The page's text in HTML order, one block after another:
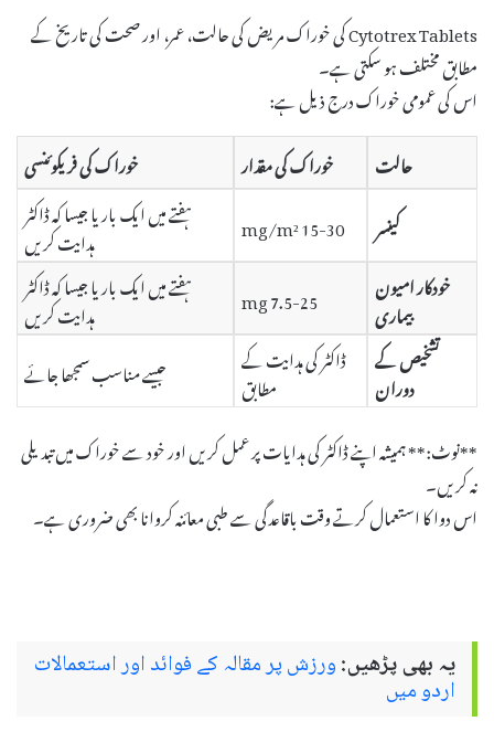
Cytotrex Tablets کی خوراک مریض کی حالت، عمر، اور صحت کی تاریخ کے
مطابق مختلف ہو سکتی ہے۔
اس کی عمومی خوراک درج ذیل ہے:
حالت
خوراک کی مقدار
خوراک کی فریکوئنسی
کینسر
15-30 mg/m² ہفتے میں ایک بار یا جیسا کہ ڈاکٹر
ہدایت کریں
خودکار امیون
بیماری 7.5-25 mg ہفتے میں ایک بار یا جیسا کہ ڈاکٹر
ہدایت کریں
تشخیص کے
دوران
ڈاکٹر کی ہدایت کے
مطابق
جیسے مناسب سمجھا جائے
**نوٹ:** ہمیشہ اپنے ڈاکٹر کی ہدایات پر عمل کریں اور خود سے خوراک میں تبدیلی
نہ کریں۔
اس دوا کا استعمال کرتے وقت باقاعدگی سے طبی معائنہ کروانا بھی ضروری ہے۔
یہ بھی پڑھیں:ورزش پر مقالہ کے فوائد اور استعمالات
اردو میں